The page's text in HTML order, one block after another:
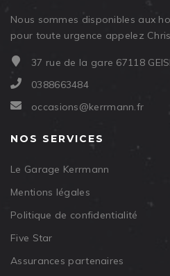
Nous sommes disponibles aux
pour toute urgence appelez
37 rue de la gare 67118
0388663484
occasions@kerrmann.fr
NOS SERVICES
Le Garage Kerrmann
Mentions légales
Politique de confidentialité
Five Star
Assurances partenaires